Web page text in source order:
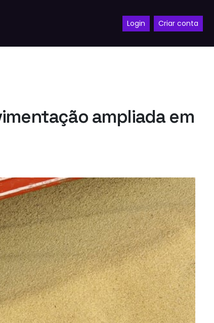
Login Criar conta
ampliada em